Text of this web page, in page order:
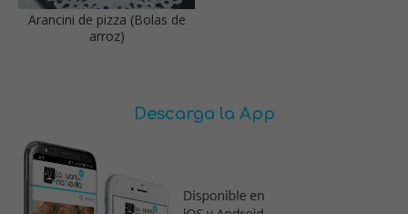
Arancini de pizza (Bolas de
arroz)
Descarga la App